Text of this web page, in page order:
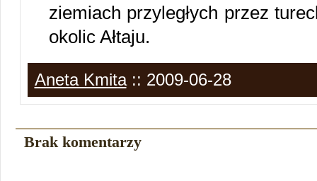
ziemiach przyległych przez
okolic Ałtaju.
Aneta Kmita:: 2009-06-28
Brak komentarzy